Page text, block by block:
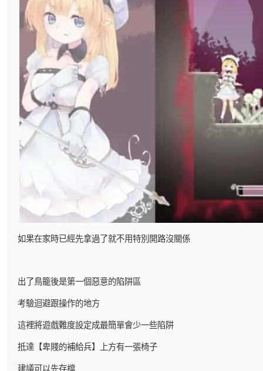
如果在家時已經先拿過了就不用特別開路沒關係
出了鳥籠後是第一個惡意的陷阱區
考驗迴避跟操作的地方
這裡將遊戲難度設定成最簡單會少一些陷阱
抵達【卑賤的補給兵】上方有一張椅子
建議可以先存檔